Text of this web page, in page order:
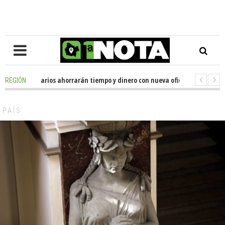
REGIÓN
de usuarios ahorrarán tiempo y dinero con nueva oficina de licencias
PAÍS